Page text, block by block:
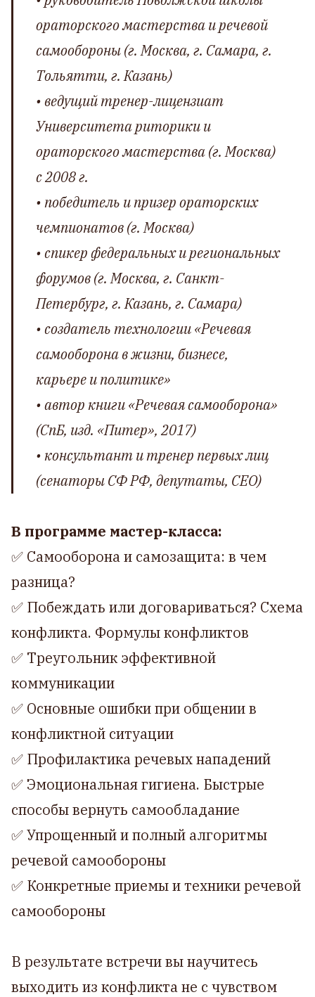
ораторского мастерства и речевой
самообороны (г. Москва, г. Самара, г.
Тольятти, г. Казань)
• ведущий тренер-лицензиат
Университета риторики и
ораторского мастерства (г. Москва)
с 2008 г.
• победитель и призер ораторских
чемпионатов (г. Москва)
• спикер федеральных и региональных
форумов (г. Москва, г. Санкт-
Петербург, г. Казань, г. Самара)
• создатель технологии «Речевая
самооборона в жизни, бизнесе,
карьере и политике»
• автор книги «Речевая самооборона»
(СпБ, изд. «Питер», 2017)
• консультант и тренер первых лиц
(сенаторы СФ РФ, депутаты, CEO)
В программе мастер-класса:
✅ Самооборона и самозащита: в чем
разница?
✅ Побеждать или договариваться? Схема
конфликта. Формулы конфликтов
✅ Треугольник эффективной
коммуникации
✅ Основные ошибки при общении в
конфликтной ситуации
✅ Профилактика речевых нападений
✅ Эмоциональная гигиена. Быстрые
способы вернуть самообладание
✅ Упрощенный и полный алгоритмы
речевой самообороны
✅ Конкретные приемы и техники речевой
самообороны
В результате встречи вы научитесь
выходить из конфликта не с чувством